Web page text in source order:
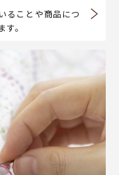
ることや商品につ
。